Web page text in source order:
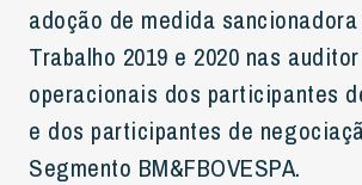
adoção de medida
Trabalho 2019 e 2020 nas
operacionais dos participantes
e dos participantes de
Segmento BM&FBOVESPA.